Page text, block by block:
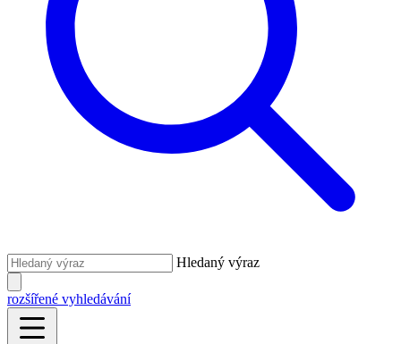
Hledaný výraz
rozšířené vyhledávání